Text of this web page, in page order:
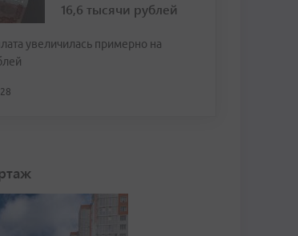
16,6 тысячи рублей
увеличилась примерно на